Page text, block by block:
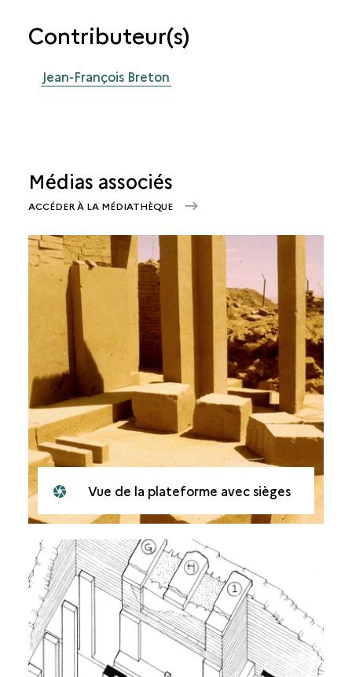
Contributeur(s)
Jean-François Breton
Médias associés
ACCÉDER À LA MÉDIATHÈQUE
Vue de la plateforme avec sièges